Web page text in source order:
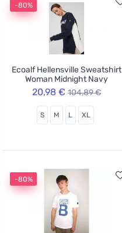
-80%
Ecoalf Hellensville Sweatshirt
Woman Midnight Navy
20,98 € 104,89 €
S M L XL
-80%